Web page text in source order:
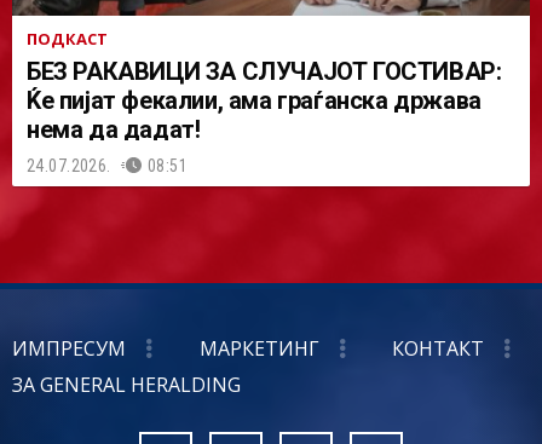
ПОДКАСТ
БЕЗ РАКАВИЦИ ЗА СЛУЧАЈОТ ГОСТИВАР:
Ќе пијат фекалии, ама граѓанска држава
нема да дадат!
24.07.2026. 08:51
ИМПРЕСУМ МАРКЕТИНГ
КОНТАКТ
ЗА GENERAL HERALDING